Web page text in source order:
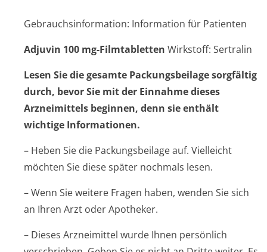
Gebrauchsinformation: Information für Patienten
Adjuvin 100 mg-Filmtabletten Wirkstoff: Sertralin
Lesen Sie die gesamte Packungsbeilage sorgfältig
durch, bevor Sie mit der Einnahme dieses
Arzneimittels beginnen, denn sie enthält
wichtige Informationen.
– Heben Sie die Packungsbeilage auf. Vielleicht
möchten Sie diese später nochmals lesen.
– Wenn Sie weitere Fragen haben, wenden Sie sich
an Ihren Arzt oder Apotheker.
– Dieses Arzneimittel wurde Ihnen persönlich